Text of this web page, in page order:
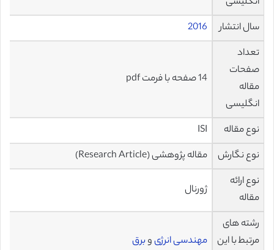
سال انتشار
2016
تعداد
صفحات
مقاله
انگلیسی
14 صفحه با فرمت pdf
نوع مقاله
ISI
نوع نگارش
مقاله پژوهشی (Research Article)
نوع ارائه
مقاله
ژورنال
رشته های
مرتبط با این
مهندسی انرژیوبرق